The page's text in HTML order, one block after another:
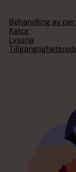
Behandling av
Kakor
Lyssna